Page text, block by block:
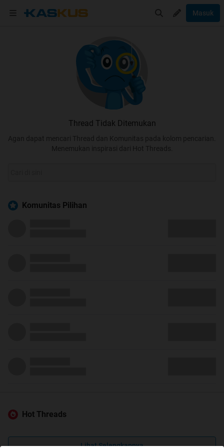
Masuk
Thread Tidak Ditemukan
Agan dapat mencari Thread dan Komunitas pada kolom pencarian.
Menemukan inspirasi dari Hot Threads.
Komunitas Pilihan
Hot Threads
Lihat Selengkapnya